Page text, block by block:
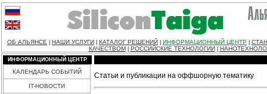
ОБ АЛЬЯНСЕ НАШИ УСЛУГИ КАТАЛОГ РЕШЕНИЙ ИНФОРМАЦИОННЫЙ ЦЕНТР
КАЧЕСТВОМ
РОССИЙСКИЕ ТЕХНОЛОГИИ
ИНФОРМАЦИОННЫЙ ЦЕНТР
КАЛЕНДАРЬ СОБЫТИЙ
IT-НОВОСТИ
Статьи и публикации на оффшорную тематику